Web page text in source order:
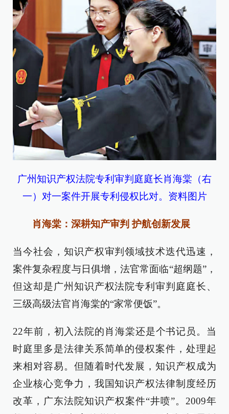
广州知识产权法院专利审判庭庭长肖海棠（右
一）对一案件开展专利侵权比对。资料图片
肖海棠：深耕知产审判 护航创新发展
当今社会，知识产权审判领域技术迭代迅速，
案件复杂程度与日俱增，法官常面临“超纲题”，
但这却是广州知识产权法院专利审判庭庭长、
三级高级法官肖海棠的“家常便饭”。
22年前，初入法院的肖海棠还是个书记员。当
时庭里多是法律关系简单的侵权案件，处理起
来相对容易。但随着时代发展，知识产权成为
企业核心竞争力，我国知识产权法律制度经历
改革，广东法院知识产权案件“井喷”。2009年